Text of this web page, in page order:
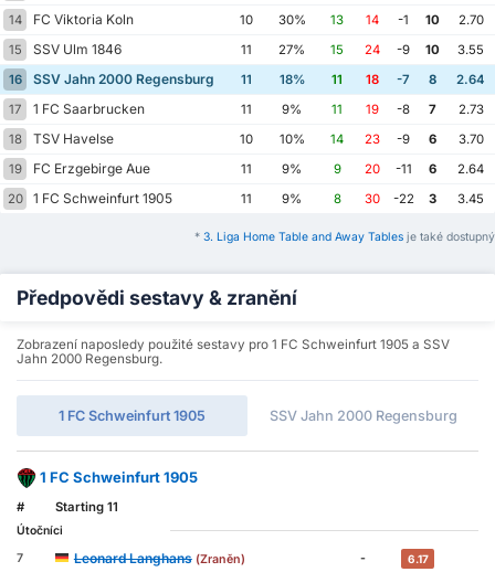
14
FC Viktoria Koln 10 30% 13 14 -1 10
2.70
15
SSV Ulm 1846 11 27% 15 24 -9 10
3.55
16
SSV Jahn 2000 Regensburg 11 18% 11 18 -7 8
2.64
17
1 FC Saarbrucken 11 9% 11 19 -8 7
2.73
18
TSV Havelse 10 10% 14 23 -9 6
3.70
19
FC Erzgebirge Aue 11 9% 9 20 -11 6
2.64
20
1 FC Schweinfurt 1905 11 9% 8 30 -22 3 3.45
* 3. Liga Home Table and Away Tables je také dostupný
Předpovědi sestavy & zranění
Zobrazení naposledy použité sestavy pro 1 FC Schweinfurt 1905 a SSV
Jahn 2000 Regensburg.
1 FC Schweinfurt 1905 SSV Jahn 2000 Regensburg
1 FC Schweinfurt 1905
# Starting 11
Útočníci
7
Leonard Langhans(Zraněn) - 6.17